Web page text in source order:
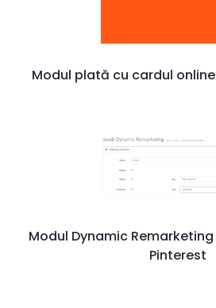
Modul plată cu cardul online
Modul Dynamic
Pinterest